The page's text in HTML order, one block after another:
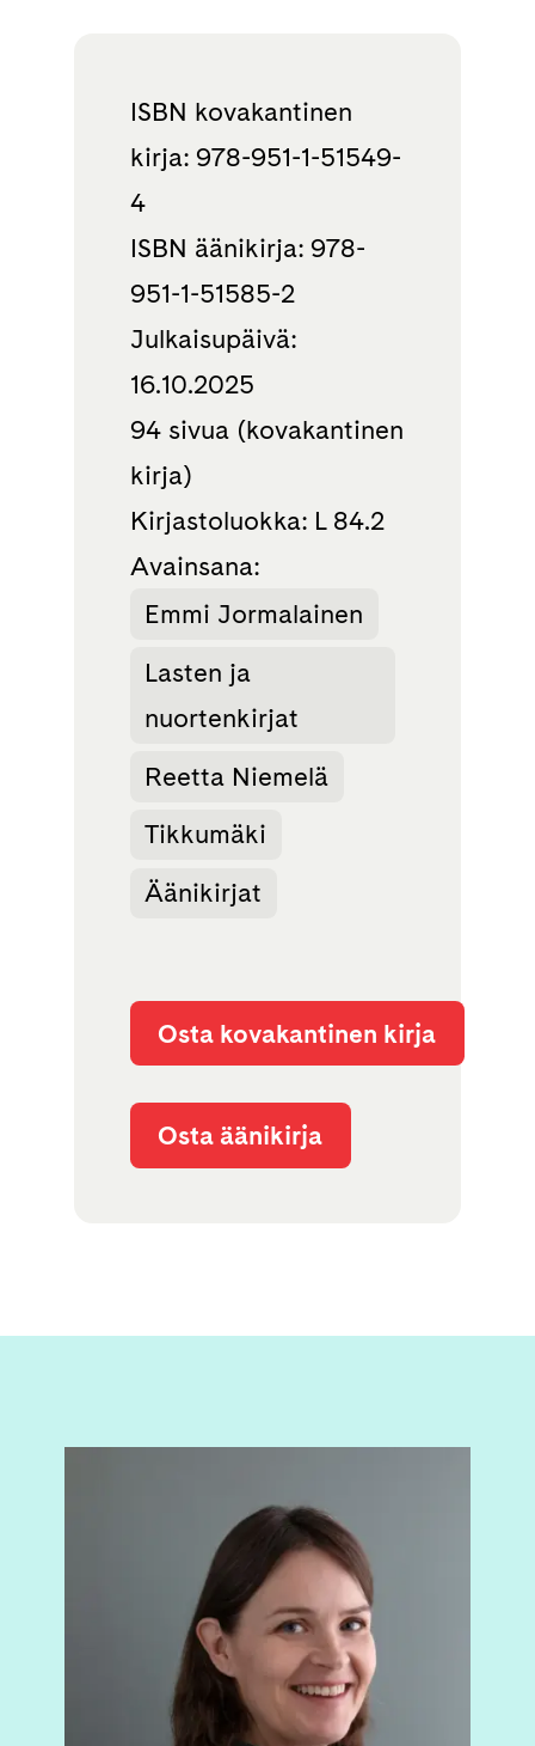
ISBN kovakantinen
kirja: 978-951-1-51549-
4
ISBN äänikirja: 978-
951-1-51585-2
Julkaisupäivä:
16.10.2025
94 sivua (kovakantinen
kirja)
Kirjastoluokka: L 84.2
Avainsana:
Emmi Jormalainen
Lasten ja
nuortenkirjat
Reetta Niemelä
Tikkumäki
Äänikirjat
Osta kovakantinen kirja
Osta äänikirja